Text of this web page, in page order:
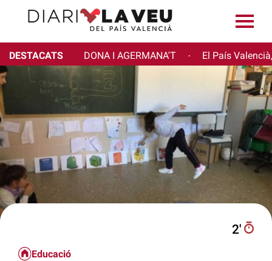
DESTACATS DONA I AGERMANA'T · El País
2′
Educació